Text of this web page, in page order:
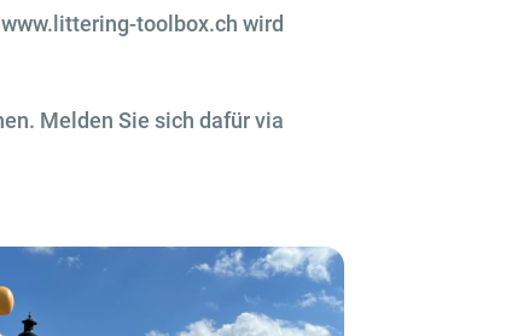
toolbox.ch wird
Melden Sie sich dafür via